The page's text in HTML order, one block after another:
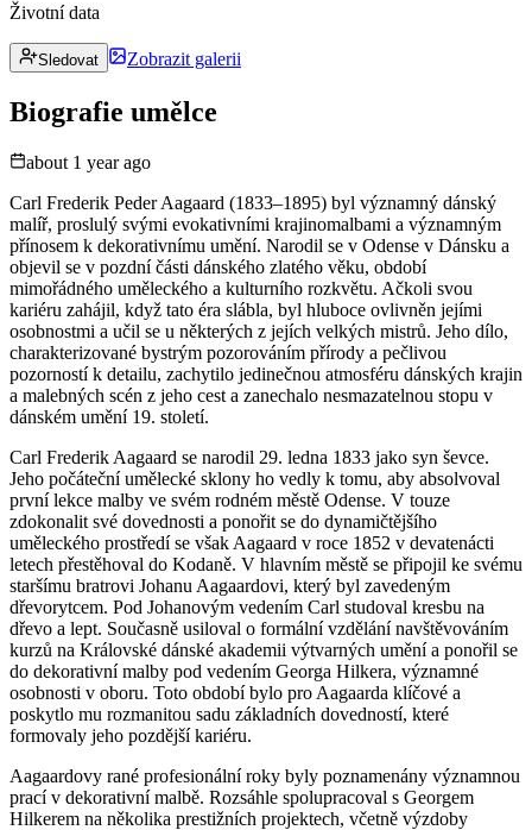
Životní data
Sledovat Zobrazit galerii
Biografie umělce
about 1 year ago
Carl Frederik Peder Aagaard (1833–1895) byl významný dánský
malíř, proslulý svými evokativními krajinomalbami a významným
přínosem k dekorativnímu umění. Narodil se v Odense v Dánsku a
objevil se v pozdní části dánského zlatého věku, období
mimořádného uměleckého a kulturního rozkvětu. Ačkoli svou
kariéru zahájil, když tato éra slábla, byl hluboce ovlivněn jejími
osobnostmi a učil se u některých z jejích velkých mistrů. Jeho dílo,
charakterizované bystrým pozorováním přírody a pečlivou
pozorností k detailu, zachytilo jedinečnou atmosféru dánských krajin
a malebných scén z jeho cest a zanechalo nesmazatelnou stopu v
dánském umění 19. století.
Carl Frederik Aagaard se narodil 29. ledna 1833 jako syn ševce.
Jeho počáteční umělecké sklony ho vedly k tomu, aby absolvoval
první lekce malby ve svém rodném městě Odense. V touze
zdokonalit své dovednosti a ponořit se do dynamičtějšího
uměleckého prostředí se však Aagaard v roce 1852 v devatenácti
letech přestěhoval do Kodaně. V hlavním městě se připojil ke svému
staršímu bratrovi Johanu Aagaardovi, který byl zavedeným
dřevorytcem. Pod Johanovým vedením Carl studoval kresbu na
dřevo a lept. Současně usiloval o formální vzdělání navštěvováním
kurzů na Královské dánské akademii výtvarných umění a ponořil se
do dekorativní malby pod vedením Georga Hilkera, významné
osobnosti v oboru. Toto období bylo pro Aagaarda klíčové a
poskytlo mu rozmanitou sadu základních dovedností, které
formovaly jeho pozdější kariéru.
Aagaardovy rané profesionální roky byly poznamenány významnou
prací v dekorativní malbě. Rozsáhle spolupracoval s Georgem
Hilkerem na několika prestižních projektech, včetně výzdoby